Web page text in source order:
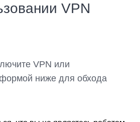
VPN
VPN или
формой ниже для обхода